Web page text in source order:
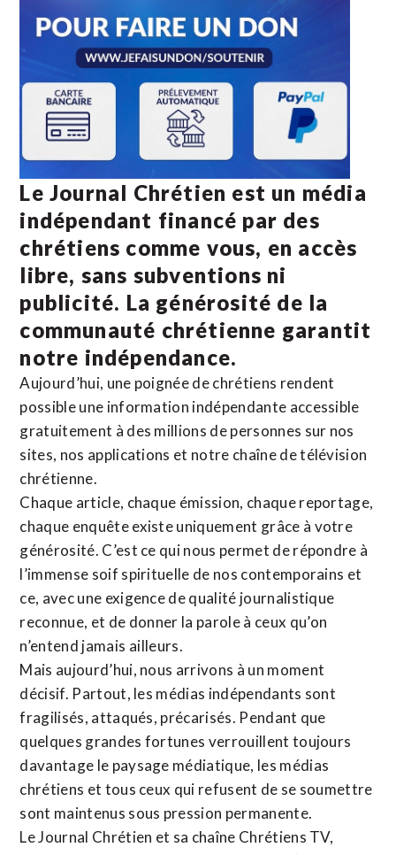
Le Journal Chrétien est un média
indépendant financé par des
chrétiens comme vous, en accès
libre, sans subventions ni
publicité. La générosité de la
communauté chrétienne garantit
notre indépendance.
Aujourd’hui, une poignée de chrétiens rendent
possible une information indépendante accessible
gratuitement à des millions de personnes sur nos
sites, nos applications et notre chaîne de télévision
chrétienne.
Chaque article, chaque émission, chaque reportage,
chaque enquête existe uniquement grâce à votre
générosité. C’est ce qui nous permet de répondre à
l’immense soif spirituelle de nos contemporains et
ce, avec une exigence de qualité journalistique
reconnue, et de donner la parole à ceux qu’on
n’entend jamais ailleurs.
Mais aujourd’hui, nous arrivons à un moment
décisif. Partout, les médias indépendants sont
fragilisés, attaqués, précarisés. Pendant que
quelques grandes fortunes verrouillent toujours
davantage le paysage médiatique, les médias
chrétiens et tous ceux qui refusent de se soumettre
sont maintenus sous pression permanente.
Le Journal Chrétien et sa chaîne Chrétiens TV,